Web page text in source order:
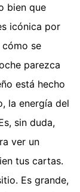
bien que
icónica por
se
parezca
está hecho
la energía del
sin duda,
ver un
tus cartas.
Es grande,